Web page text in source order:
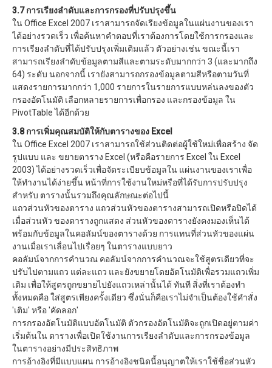
3.7 การเรียงลำดับและการกรองที่ปรับปรุงขึ้น
ใน Office Excel 2007 เราสามารถจัดเรียงข้อมูลในแผ่นงานของเรา
ได้อย่างรวดเร็ว เพื่อค้นหาคำตอบที่เราต้องการโดยใช้การกรองและ
การเรียงลำดับที่ได้ปรับปรุงเพิ่มเติมแล้ว ตัวอย่างเช่น ขณะนี้เรา
สามารถเรียงลำดับข้อมูลตามสีและตามระดับมากกว่า 3 (และมากถึง
64) ระดับ นอกจากนี้ เรายังสามารถกรองข้อมูลตามสีหรือตามวันที่
แสดงรายการมากกว่า 1,000 รายการในรายการแบบหล่นลงของตัว
กรองอัตโนมัติ เลือกหลายรายการเพื่อกรอง และกรองข้อมูล ใน
PivotTable ได้อีกด้วย
3.8 การเพิ่มคุณสมบัติให้กับตารางของ Excel
ใน Office Excel 2007 เราสามารถใช้ส่วนติดต่อผู้ใช้ใหม่เพื่อสร้าง จัด
รูปแบบ และ ขยายตาราง Excel (หรือคือรายการ Excel ใน Excel
2003) ได้อย่างรวดเร็วเพื่อจัดระเบียบข้อมูลใน แผ่นงานของเราเพื่อ
ให้ทำงานได้ง่ายขึ้น หน้าที่การใช้งานใหม่หรือที่ได้รับการปรับปรุง
สำหรับ ตารางนั้นรวมถึงคุณลักษณะต่อไปนี้
แถวส่วนหัวของตาราง แถวส่วนหัวของตารางสามารถเปิดหรือปิดได้
เมื่อส่วนหัว ของตารางถูกแสดง ส่วนหัวของตารางยังคงมองเห็นได้
พร้อมกับข้อมูลในคอลัมน์ของตารางด้วย การแทนที่ส่วนหัวของแผ่น
งานเมื่อเราเลื่อนไปเรื่อยๆ ในตารางแบบยาว
คอลัมน์จากการคำนวณ คอลัมน์จากการคำนวณจะใช้สูตรเดียวที่จะ
ปรับไปตามแถว แต่ละแถว และยังขยายโดยอัตโนมัติเพื่อรวมแถวเพิ่ม
เติม เพื่อให้สูตรถูกขยายไปยังแถวเหล่านั้นได้ ทันที สิ่งที่เราต้องทำ
ทั้งหมดคือ ใส่สูตรเพียงครั้งเดียว ซึ่งนั่นก็คือเราไม่จำเป็นต้องใช้คำสั่ง
'เติม' หรือ 'คัดลอก'
การกรองอัตโนมัติแบบอัตโนมัติ ตัวกรองอัตโนมัติจะถูกเปิดอยู่ตามค่า
เริ่มต้นใน ตารางเพื่อเปิดใช้งานการเรียงลำดับและการกรองข้อมูล
ในตารางอย่างมีประสิทธิภาพ
การอ้างอิงที่มีแบบแผน การอ้างอิงชนิดนี้อนุญาตให้เราใช้ชื่อส่วนหัว